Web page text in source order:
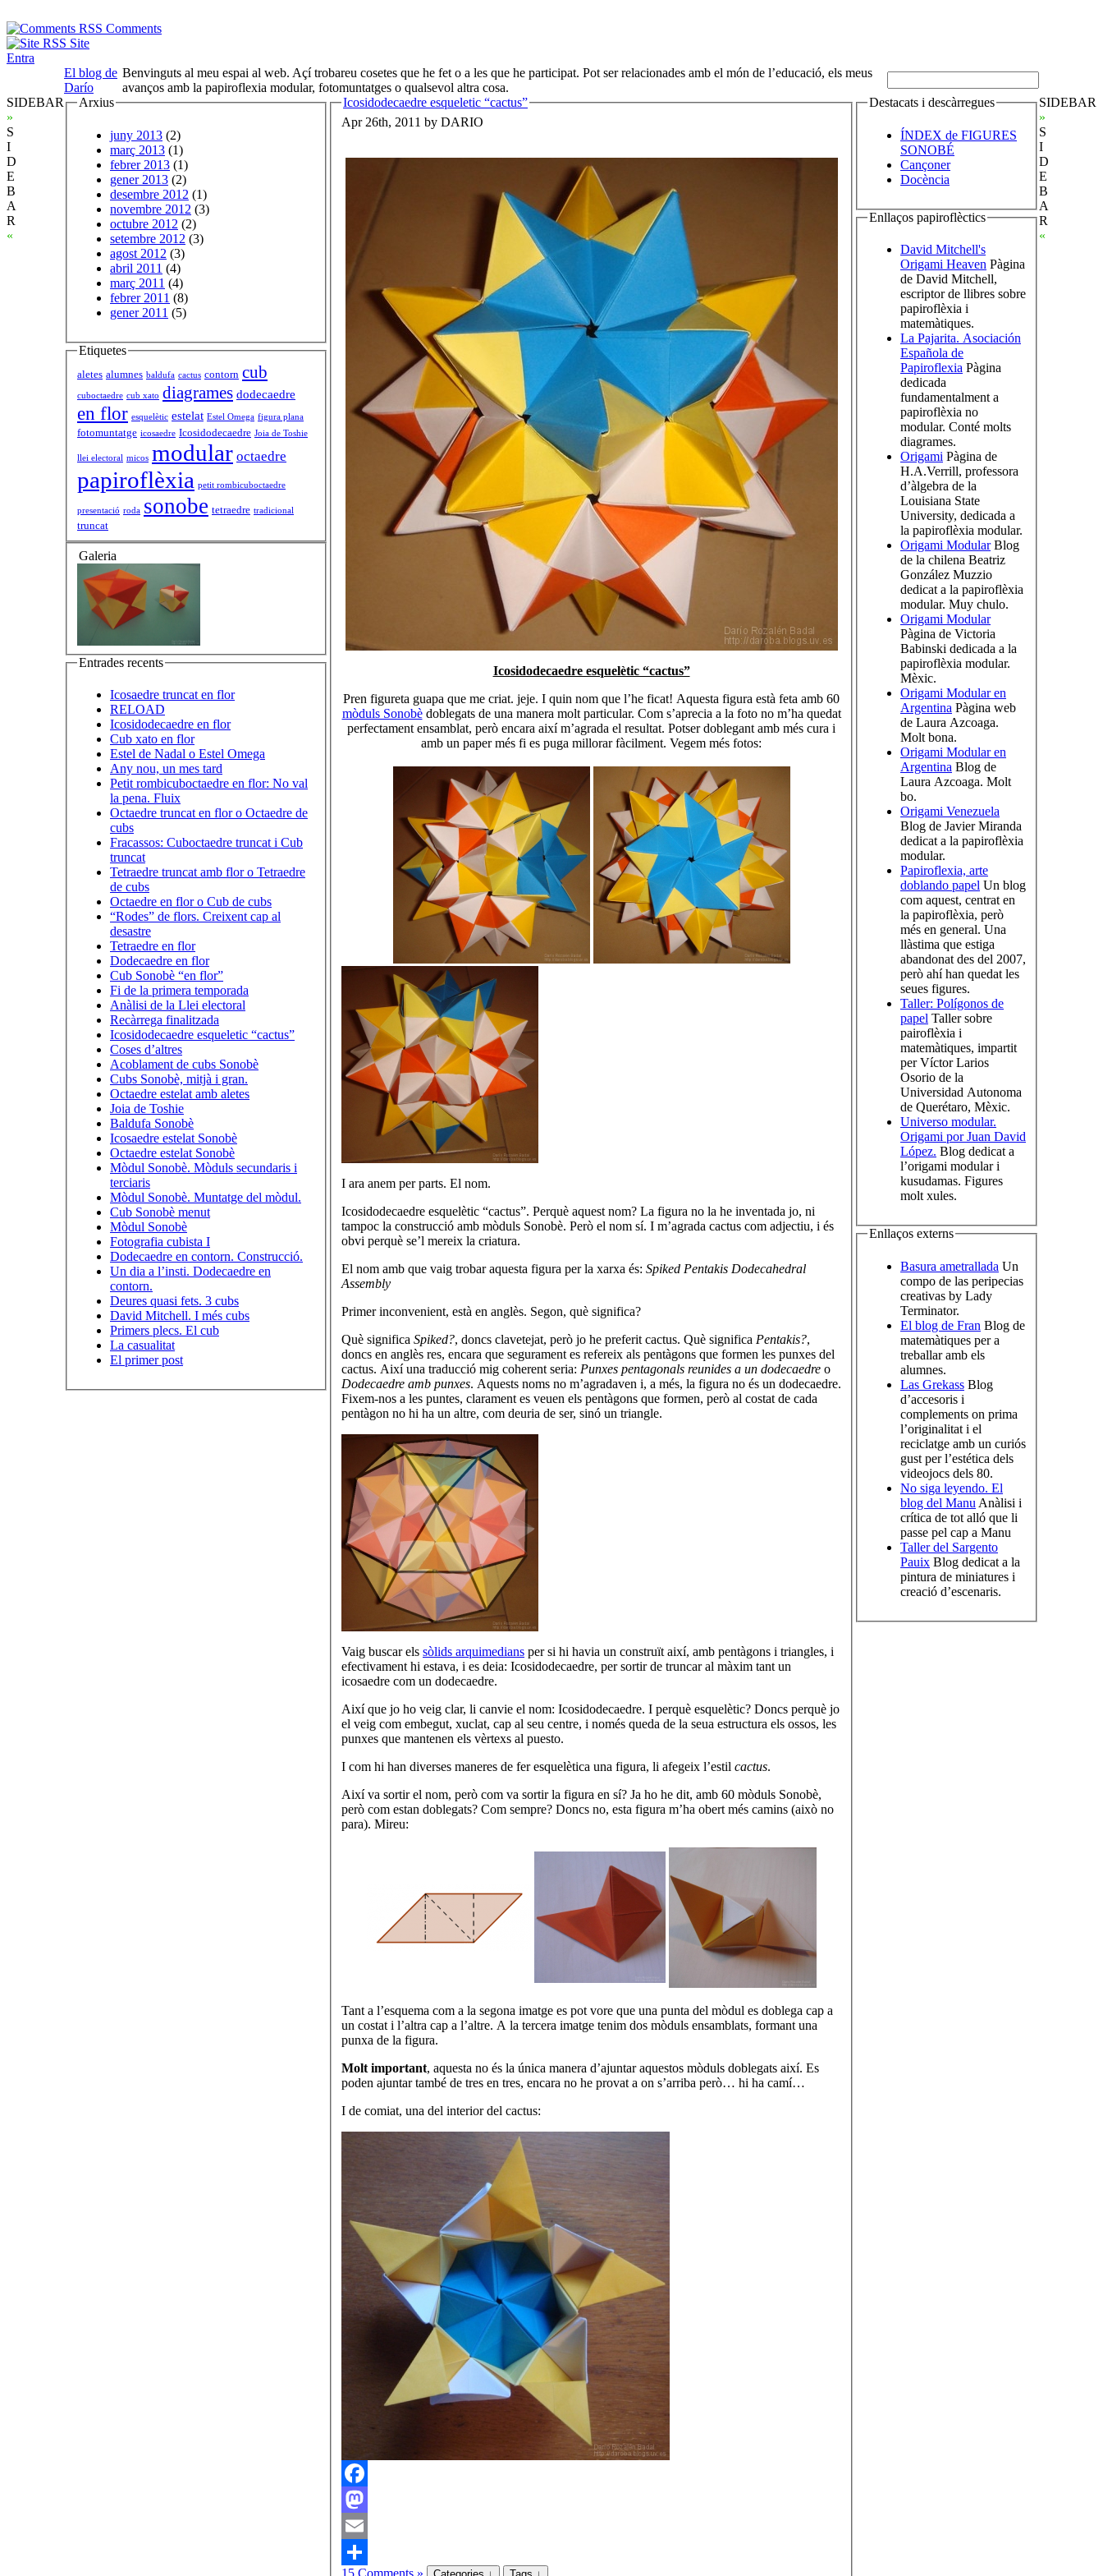
Comments
Site
Entra
El blog de
Darío
Benvinguts al meu espai al web. Açí trobareu cosetes que he fet o a les que he participat. Pot ser relacionades amb el món de l’educació, els meus
avanços amb la papiroflexia modular, fotomuntatges o qualsevol altra cosa.
SIDEBAR
»
S
I
D
E
B
A
R
«
Arxius
juny 2013 (2)
març 2013 (1)
febrer 2013 (1)
gener 2013 (2)
desembre 2012 (1)
novembre 2012 (3)
octubre 2012 (2)
setembre 2012 (3)
agost 2012 (3)
abril 2011 (4)
març 2011 (4)
febrer 2011 (8)
gener 2011 (5)
Etiquetes
aletes alumnes baldufa cactus contorn cub
cuboctaedre cub xato diagrames dodecaedre
en flor esquelètic estelat Estel Omega figura plana
fotomuntatge icosaedre Icosidodecaedre Joia de Toshie
llei electoral micos modular octaedre
papiroflèxia petit rombicuboctaedre
presentació roda sonobe tetraedre tradicional
truncat
Galeria
Entrades recents
Icosaedre truncat en flor
RELOAD
Icosidodecaedre en flor
Cub xato en flor
Estel de Nadal o Estel Omega
Any nou, un mes tard
Petit rombicuboctaedre en flor: No val
la pena. Fluix
Octaedre truncat en flor o Octaedre de
cubs
Fracassos: Cuboctaedre truncat i Cub
truncat
Tetraedre truncat amb flor o Tetraedre
de cubs
Octaedre en flor o Cub de cubs
“Rodes” de flors. Creixent cap al
desastre
Tetraedre en flor
Dodecaedre en flor
Cub Sonobè “en flor”
Fi de la primera temporada
Anàlisi de la Llei electoral
Recàrrega finalitzada
Icosidodecaedre esqueletic “cactus”
Coses d’altres
Acoblament de cubs Sonobè
Cubs Sonobè, mitjà i gran.
Octaedre estelat amb aletes
Joia de Toshie
Baldufa Sonobè
Icosaedre estelat Sonobè
Octaedre estelat Sonobè
Mòdul Sonobè. Mòduls secundaris i
terciaris
Mòdul Sonobè. Muntatge del mòdul.
Cub Sonobè menut
Mòdul Sonobè
Fotografia cubista I
Dodecaedre en contorn. Construcció.
Un dia a l’insti. Dodecaedre en
contorn.
Deures quasi fets. 3 cubs
David Mitchell. I més cubs
Primers plecs. El cub
La casualitat
El primer post
Icosidodecaedre esqueletic “cactus”
Apr 26th, 2011 by DARIO
Icosidodecaedre esquelètic “cactus”
Pren figureta guapa que me criat. jeje. I quin nom que l’he ficat! Aquesta figura està feta amb 60
mòduls Sonobèdoblegats de una manera molt particular. Com s’aprecia a la foto no m’ha quedat
perfectament ensamblat, però encara així m’agrada el resultat. Potser doblegant amb més cura i
amb un paper més fi es puga millorar fàcilment. Vegem més fotos:
I ara anem per parts. El nom.
Icosidodecaedre esquelètic “cactus”. Perquè aquest nom? La figura no la he inventada jo, ni
tampoc la construcció amb mòduls Sonobè. Però el nom sí. I m’agrada cactus com adjectiu, i és
obvi perquè se’l mereix la criatura.
El nom amb que vaig trobar aquesta figura per la xarxa és: Spiked Pentakis Dodecahedral
Assembly
Primer inconvenient, està en anglès. Segon, què significa?
Què significa Spiked?, doncs clavetejat, però jo he preferit cactus. Què significa Pentakis?,
doncs en anglès res, encara que segurament es refereix als pentàgons que formen les punxes del
cactus. Així una traducció mig coherent seria: Punxes pentagonals reunides a un dodecaedre o
Dodecaedre amb punxes. Aquests noms no m’agradaven i, a més, la figura no és un dodecaedre.
Fixem-nos a les puntes, clarament es veuen els pentàgons que formen, però al costat de cada
pentàgon no hi ha un altre, com deuria de ser, sinó un triangle.
Vaig buscar els sòlids arquimedians per si hi havia un construït així, amb pentàgons i triangles, i
efectivament hi estava, i es deia: Icosidodecaedre, per sortir de truncar al màxim tant un
icosaedre com un dodecaedre.
Així que jo ho veig clar, li canvie el nom: Icosidodecaedre. I perquè esquelètic? Doncs perquè jo
el veig com embegut, xuclat, cap al seu centre, i només queda de la seua estructura els ossos, les
punxes que mantenen els vèrtexs al puesto.
I com hi han diverses maneres de fer esquelètica una figura, li afegeix l’estil cactus.
Així va sortir el nom, però com va sortir la figura en sí? Ja ho he dit, amb 60 mòduls Sonobè,
però com estan doblegats? Com sempre? Doncs no, esta figura m’ha obert més camins (això no
para). Mireu:
Tant a l’esquema com a la segona imatge es pot vore que una punta del mòdul es doblega cap a
un costat i l’altra cap a l’altre. A la tercera imatge tenim dos mòduls ensamblats, formant una
punxa de la figura.
Molt important, aquesta no és la única manera d’ajuntar aquestos mòduls doblegats així. Es
poden ajuntar també de tres en tres, encara no he provat a on s’arriba però… hi ha camí…
I de comiat, una del interior del cactus:
Facebook
Mastodon
Email
15 Comments »
Destacats i descàrregues
ÍNDEX de FIGURES
SONOBÉ
Cançoner
Docència
Enllaços papiroflèctics
David Mitchell's
Origami Heaven Pàgina
de David Mitchell,
escriptor de llibres sobre
papiroflèxia i
matemàtiques.
La Pajarita. Asociación
Española de
Papiroflexia Pàgina
dedicada
fundamentalment a
papiroflèxia no
modular. Conté molts
diagrames.
Origami Pàgina de
H.A.Verrill, professora
d’àlgebra de la
Louisiana State
University, dedicada a
la papiroflèxia modular.
Origami ModularBlog
de la chilena Beatriz
González Muzzio
dedicat a la papiroflèxia
modular. Muy chulo.
Origami Modular
Pàgina de Victoria
Babinski dedicada a la
papiroflèxia modular.
Mèxic.
Origami Modular en
Argentina Pàgina web
de Laura Azcoaga.
Molt bona.
Origami Modular en
Argentina Blog de
Laura Azcoaga. Molt
bo.
Origami Venezuela
Blog de Javier Miranda
dedicat a la papiroflèxia
modular.
Papiroflexia, arte
doblando papel Un blog
com aquest, centrat en
la papiroflèxia, però
més en general. Una
llàstima que estiga
abandonat des del 2007,
però ahí han quedat les
seues figures.
Taller: Polígonos de
papel Taller sobre
pairoflèxia i
matemàtiques, impartit
per Víctor Larios
Osorio de la
Universidad Autonoma
de Querétaro, Mèxic.
Universo modular.
Origami por Juan David
López. Blog dedicat a
l’origami modular i
kusudamas. Figures
molt xules.
Enllaços externs
Basura ametrallada Un
compo de las peripecias
creativas by Lady
Terminator.
El blog de Fran Blog de
matemàtiques per a
treballar amb els
alumnes.
Las Grekass Blog
d’accesoris i
complements on prima
l’originalitat i el
reciclatge amb un curiós
gust per l’estética dels
videojocs dels 80.
No siga leyendo. El
blog del Manu Anàlisi i
crítica de tot alló que li
passe pel cap a Manu
Taller del Sargento
Pauix Blog dedicat a la
pintura de miniatures i
creació d’escenaris.
SIDEBAR
»
S
I
D
E
B
A
R
«